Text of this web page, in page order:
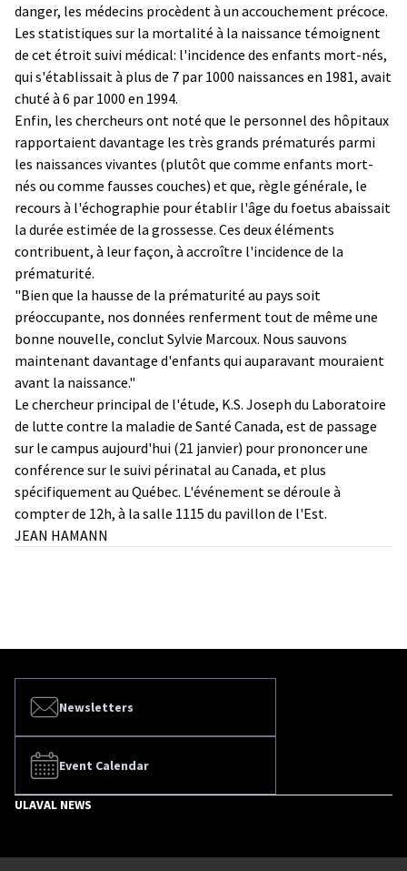
danger, les médecins procèdent à un accouchement précoce.
Les statistiques sur la mortalité à la naissance témoignent
de cet étroit suivi médical: l'incidence des enfants mort-nés,
qui s'établissait à plus de 7 par 1000 naissances en 1981, avait
chuté à 6 par 1000 en 1994.
Enfin, les chercheurs ont noté que le personnel des hôpitaux
rapportaient davantage les très grands prématurés parmi
les naissances vivantes (plutôt que comme enfants mort-
nés ou comme fausses couches) et que, règle générale, le
recours à l'échographie pour établir l'âge du foetus abaissait
la durée estimée de la grossesse. Ces deux éléments
contribuent, à leur façon, à accroître l'incidence de la
prématurité.
"Bien que la hausse de la prématurité au pays soit
préoccupante, nos données renferment tout de même une
bonne nouvelle, conclut Sylvie Marcoux. Nous sauvons
maintenant davantage d'enfants qui auparavant mouraient
avant la naissance."
Le chercheur principal de l'étude, K.S. Joseph du Laboratoire
de lutte contre la maladie de Santé Canada, est de passage
sur le campus aujourd'hui (21 janvier) pour prononcer une
conférence sur le suivi périnatal au Canada, et plus
spécifiquement au Québec. L'événement se déroule à
compter de 12h, à la salle 1115 du pavillon de l'Est.
JEAN HAMANN
Newsletters
Event Calendar
ULAVAL NEWS